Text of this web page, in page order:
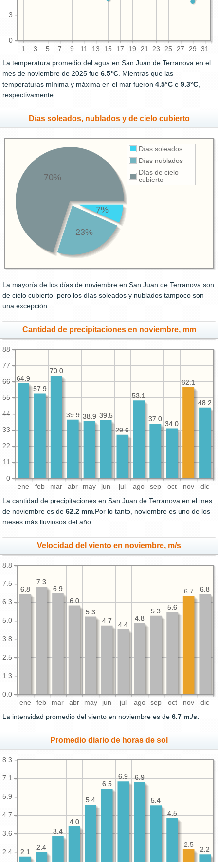
1 3 5 7 9 11 13 15 17 19 21 23 25 27 29 31
0
3
La temperatura promedio del agua en San Juan de Terranova en el
mes de noviembre de 2025 fue 6.5°C . Mientras que las
temperaturas mínima y máxima en el mar fueron 4.5°C e 9.3°C
respectivamente.
Días soleados, nublados y de cielo cubierto
Días soleados
Días nublados
Días de cielo
cubierto
7%
23%
70%
La mayoría de los días de noviembre en San Juan de Terranova son
de cielo cubierto, pero los días soleados y nublados tampoco son
una excepción.
Cantidad de precipitaciones en noviembre, mm
ene feb mar abr may jun jul ago sep oct nov dic
0
11
22
33
44
55
66
77
88
48.2
34.0
37.0
53.1
29.6
39.5
38.9
39.9
70.0
57.9
64.9
48.2
62.1
34.0
37.0
53.1
29.6
39.5
38.9
39.9
70.0
57.9
64.9
La cantidad de precipitaciones en San Juan de Terranova en el mes
de noviembre es de 62.2 mm.Por lo tanto, noviembre es uno de los
meses más lluviosos del año.
Velocidad del viento en noviembre, m/s
ene feb mar abr may jun jul ago sep oct nov dic
0.0
1.3
2.5
3.8
5.0
6.3
7.5
8.8
6.8
5.6
5.3
4.8
4.4
4.7
5.3
6.0
6.9
7.3
6.8
6.8
6.7
5.6
5.3
4.8
4.4
4.7
5.3
6.0
6.9
7.3
6.8
La intensidad promedio del viento en noviembre es de 6.7 m./s.
Promedio diario de horas de sol
2.4
3.6
4.7
5.9
7.1
8.3
2.2
4.5
5.4
6.9
6.9
6.5
5.4
4.0
3.4
2.4
2.1 2.2
2.5
4.5
5.4
6.9
6.9
6.5
5.4
4.0
3.4
2.4
2.1